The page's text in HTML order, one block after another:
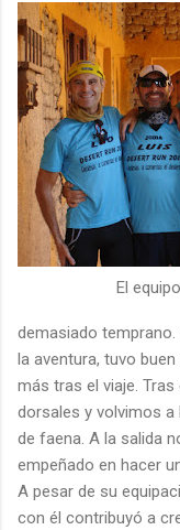
El
demasiado
la aventura, tuvo
más tras el viaje.
dorsales y volvimos
de faena. A la salida
empeñado en hacer
A pesar de su
con él contribuyó a